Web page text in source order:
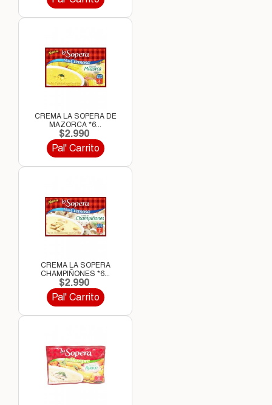
CREMA LA SOPERA DE
MAZORCA *6...
$2.990
Pal' Carrito
CREMA LA SOPERA
CHAMPIÑONES *6...
$2.990
Pal' Carrito